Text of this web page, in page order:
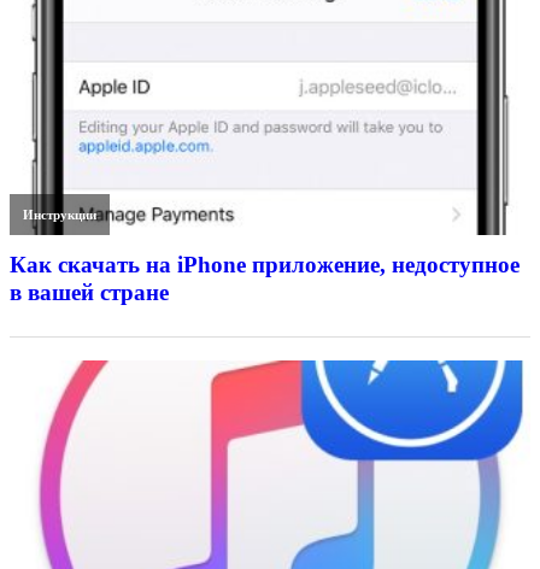
Инструкции
Как скачать на iPhone приложение, недоступное
в вашей стране